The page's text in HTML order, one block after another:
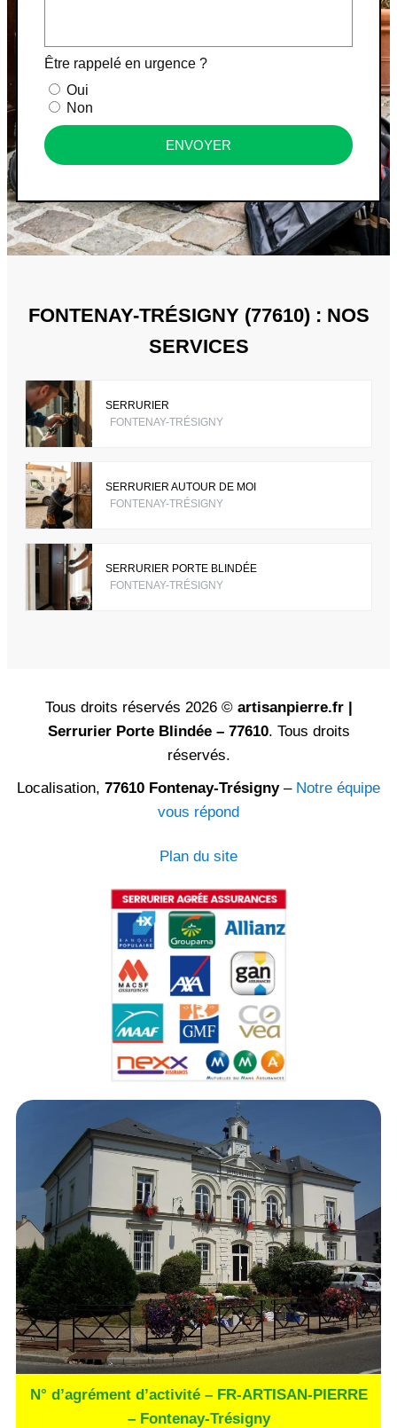
Être rappelé en urgence ?
Oui
Non
ENVOYER
FONTENAY-TRÉSIGNY (77610) : NOS
SERVICES
SERRURIER
FONTENAY-TRÉSIGNY
SERRURIER AUTOUR DE MOI
FONTENAY-TRÉSIGNY
SERRURIER PORTE BLINDÉE
FONTENAY-TRÉSIGNY
Tous droits réservés 2026 © artisanpierre.fr |
Serrurier Porte Blindée – 77610. Tous droits
réservés.
Localisation, 77610 Fontenay-Trésigny– Notre équipe
vous répond
Plan du site
N° d’agrément d’activité – FR-ARTISAN-PIERRE
– Fontenay-Trésigny